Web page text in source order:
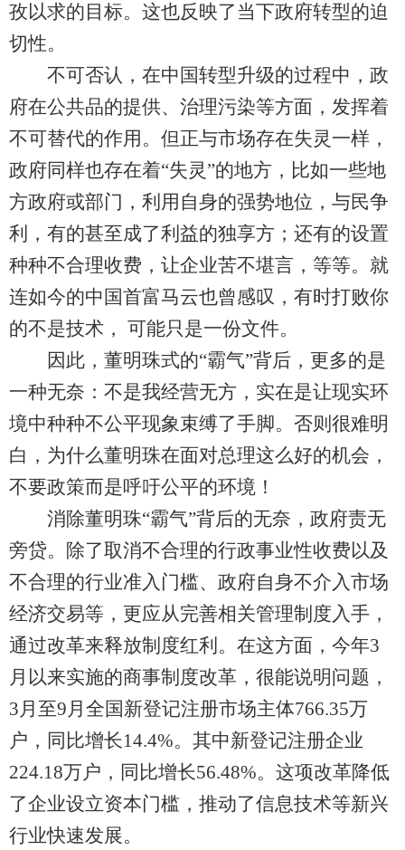
孜以求的目标。这也反映了当下政府转型的迫
切性。
不可否认，在中国转型升级的过程中，政
府在公共品的提供、治理污染等方面，发挥着
不可替代的作用。但正与市场存在失灵一样，
政府同样也存在着“失灵”的地方，比如一些地
方政府或部门，利用自身的强势地位，与民争
利，有的甚至成了利益的独享方；还有的设置
种种不合理收费，让企业苦不堪言，等等。就
连如今的中国首富马云也曾感叹，有时打败你
的不是技术， 可能只是一份文件。
因此，董明珠式的“霸气”背后，更多的是
一种无奈：不是我经营无方，实在是让现实环
境中种种不公平现象束缚了手脚。否则很难明
白，为什么董明珠在面对总理这么好的机会，
不要政策而是呼吁公平的环境！
消除董明珠“霸气”背后的无奈，政府责无
旁贷。除了取消不合理的行政事业性收费以及
不合理的行业准入门槛、政府自身不介入市场
经济交易等，更应从完善相关管理制度入手，
通过改革来释放制度红利。在这方面，今年3
月以来实施的商事制度改革，很能说明问题，
3月至9月全国新登记注册市场主体766.35万
户，同比增长14.4%。其中新登记注册企业
224.18万户，同比增长56.48%。这项改革降低
了企业设立资本门槛，推动了信息技术等新兴
行业快速发展。